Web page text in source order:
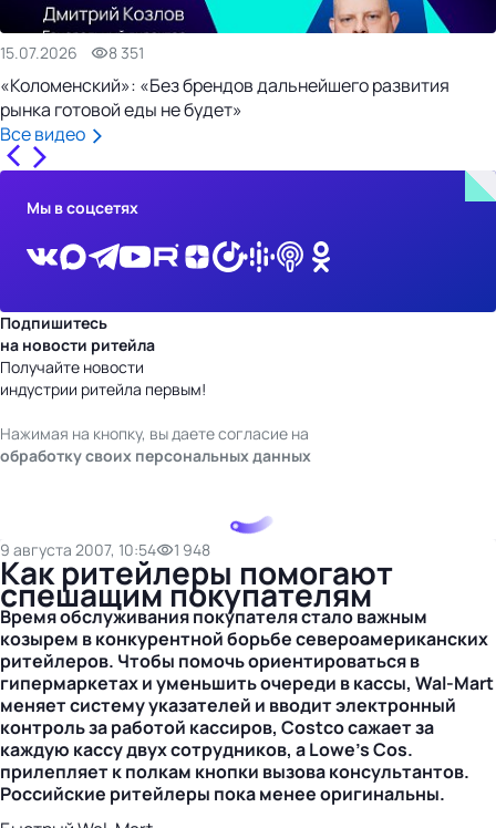
15.07.2026 8 351
«Коломенский»: «Без брендов дальнейшего развития
рынка готовой еды не будет»
Все видео
Мы в соцсетях
Подпишитесь
на новости ритейла
Получайте новости
индустрии ритейла первым!
Нажимая на кнопку, вы даете согласие на
обработку своих персональных данных
9 августа 2007, 10:54 1 948
Как ритейлеры помогают
спешащим покупателям
Время обслуживания покупателя стало важным
козырем в конкурентной борьбе североамериканских
ритейлеров. Чтобы помочь ориентироваться в
гипермаркетах и уменьшить очереди в кассы, Wal-Mart
меняет систему указателей и вводит электронный
контроль за работой кассиров, Costco сажает за
каждую кассу двух сотрудников, а Lowe's Cos.
прилепляет к полкам кнопки вызова консультантов.
Российские ритейлеры пока менее оригинальны.